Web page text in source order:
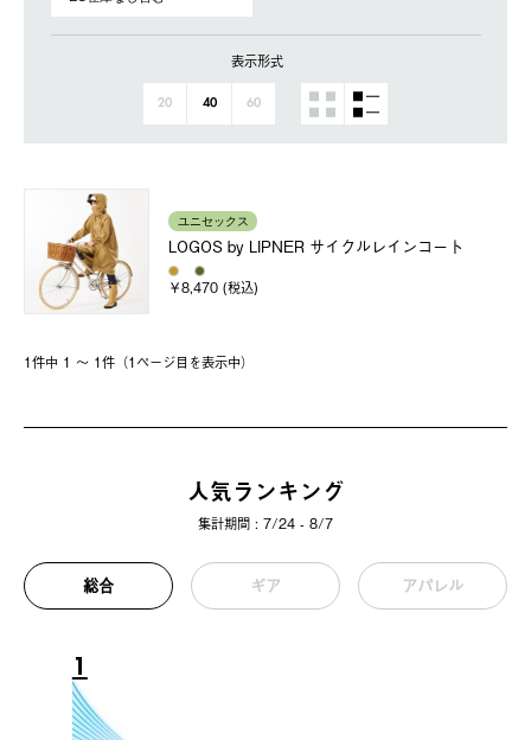
表示形式
20 40 60
ユニセックス
LOGOS by LIPNER サイクルレインコート
￥8,470 (税込)
1件中 1 〜 1件（1ページ⽬を表⽰中）
人気ランキング
集計期間 : 7/24 - 8/7
総合 ギア アパレル
1